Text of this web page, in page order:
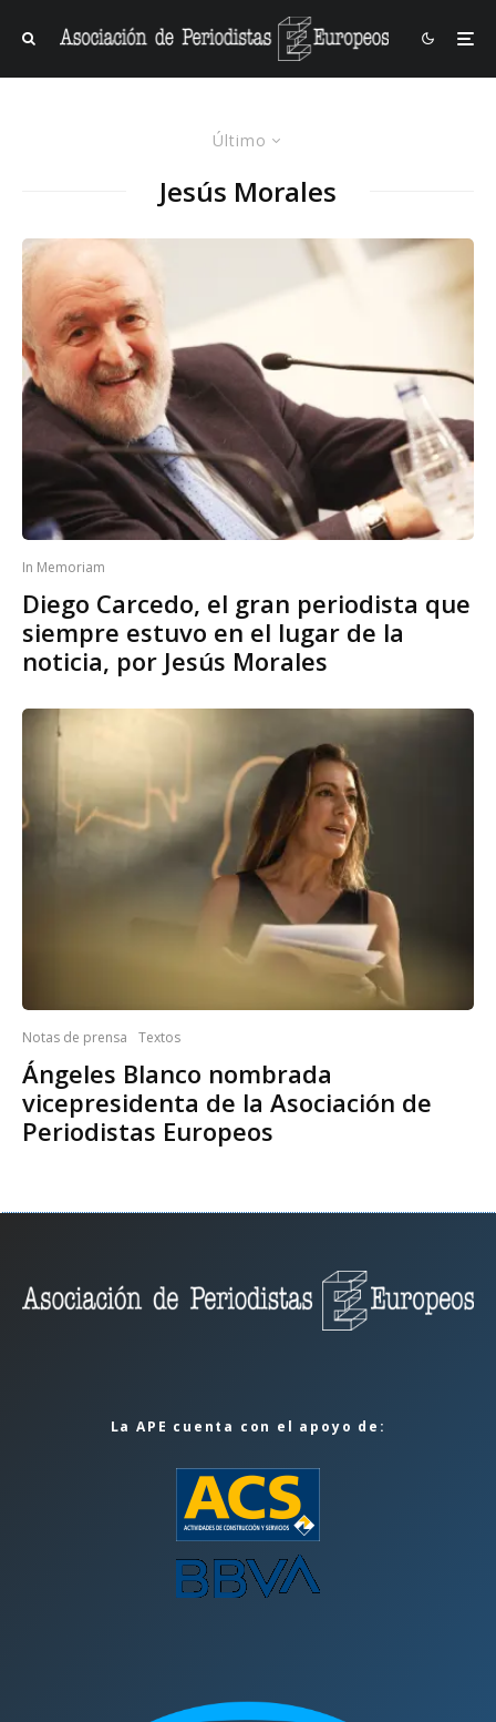
Último
Jesús Morales
In Memoriam
Diego Carcedo, el gran periodista que
siempre estuvo en el lugar de la
noticia, por Jesús Morales
Notas de prensa Textos
Ángeles Blanco nombrada
vicepresidenta de la Asociación de
Periodistas Europeos
La APE cuenta con el apoyo de: